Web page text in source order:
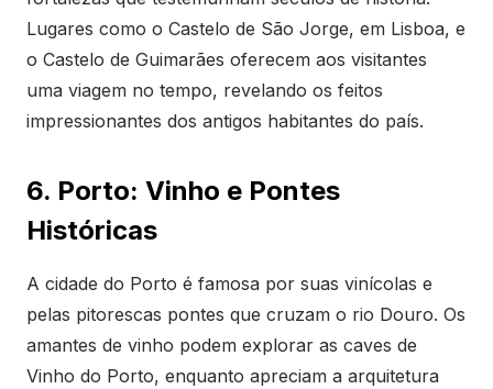
Lugares como o Castelo de São Jorge, em Lisboa, e
o Castelo de Guimarães oferecem aos visitantes
uma viagem no tempo, revelando os feitos
impressionantes dos antigos habitantes do país.
6. Porto: Vinho e Pontes
Históricas
A cidade do Porto é famosa por suas vinícolas e
pelas pitorescas pontes que cruzam o rio Douro. Os
amantes de vinho podem explorar as caves de
Vinho do Porto, enquanto apreciam a arquitetura